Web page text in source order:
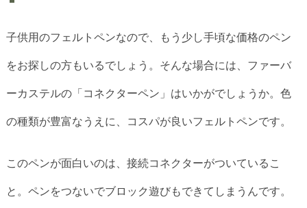
子供用のフェルトペンなので、もう少し手頃な価格のペン
をお探しの方もいるでしょう。そんな場合には、ファーバ
ーカステルの「コネクターペン」はいかがでしょうか。色
の種類が豊富なうえに、コスパが良いフェルトペンです。
このペンが面白いのは、接続コネクターがついているこ
と。ペンをつないでブロック遊びもできてしまうんです。